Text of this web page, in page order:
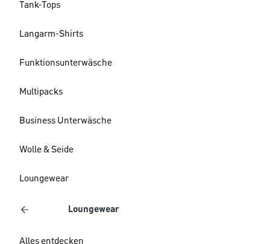
Tank-Tops
Langarm-Shirts
Funktionsunterwäsche
Multipacks
Business Unterwäsche
Wolle & Seide
Loungewear
Loungewear
Alles entdecken